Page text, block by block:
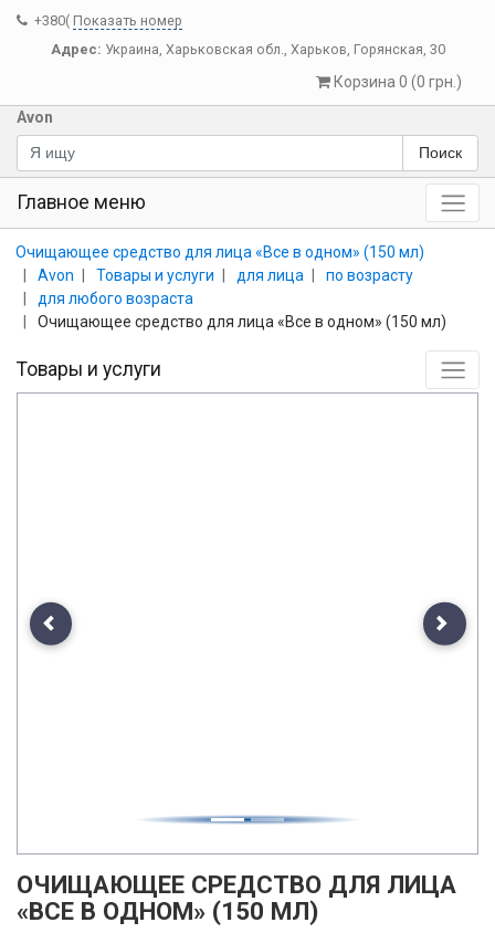
+380( Показать номер
Адрес: Украина, Харьковская обл., Харьков, Горянская, 30
Корзина 0 (0 грн.)
Avon
Поиск
Главное меню
Очищающее средство для лица «Все в одном» (150 мл)
Avon
Товары и услуги для лица
по возрасту
для любого возраста
Очищающее средство для лица «Все в одном» (150 мл)
Товары и услуги
Previous Next
ОЧИЩАЮЩЕЕ СРЕДСТВО ДЛЯ ЛИЦА
«ВСЕ В ОДНОМ» (150 МЛ)